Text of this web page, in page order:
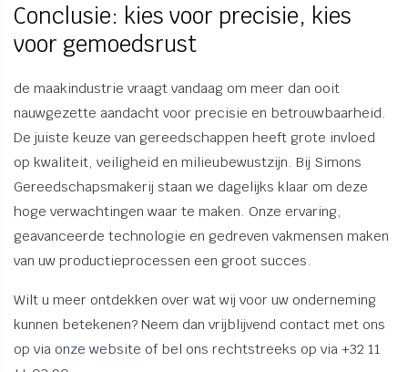
Conclusie: kies voor precisie, kies
voor gemoedsrust
de maakindustrie vraagt vandaag om meer dan ooit
nauwgezette aandacht voor precisie en betrouwbaarheid.
De juiste keuze van gereedschappen heeft grote invloed
op kwaliteit, veiligheid en milieubewustzijn. Bij Simons
Gereedschapsmakerij staan we dagelijks klaar om deze
hoge verwachtingen waar te maken. Onze ervaring,
geavanceerde technologie en gedreven vakmensen maken
van uw productieprocessen een groot succes.
Wilt u meer ontdekken over wat wij voor uw onderneming
kunnen betekenen? Neem dan vrijblijvend contact met ons
op via onze website of bel ons rechtstreeks op via +32 11